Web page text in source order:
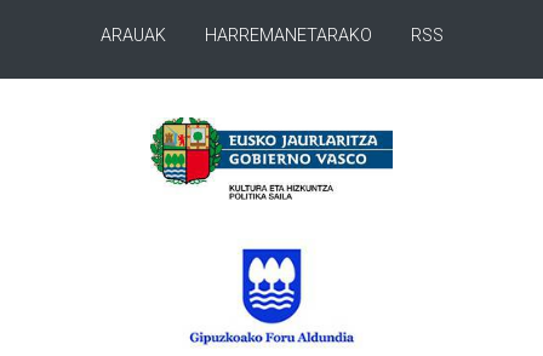
ARAUAK HARREMANETARAKO RSS